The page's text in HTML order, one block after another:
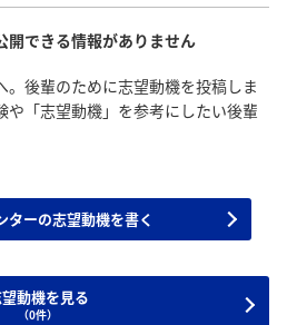
開できる情報がありません
。後輩のために志望動機を投稿しま
「志望動機」を参考にしたい後輩
ターの志望動機を書く
動機を見る
（0件）